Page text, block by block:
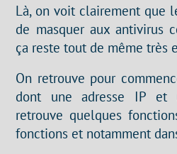
Là, on voit clairement que
de masquer aux antivirus
ça reste tout de même très
On retrouve pour
dont une adresse IP et
retrouve quelques
fonctions et notamment